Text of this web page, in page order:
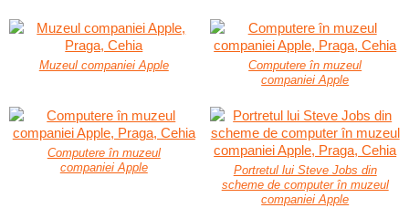
Muzeul companiei Apple
Computere în muzeul
companiei Apple
Computere în muzeul
companiei Apple
Portretul lui Steve Jobs din
scheme de computer în muzeul
companiei Apple